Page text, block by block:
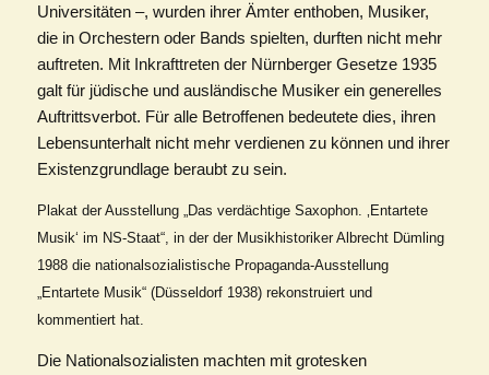
Universitäten –, wurden ihrer Ämter enthoben, Musiker,
die in Orchestern oder Bands spielten, durften nicht mehr
auftreten. Mit Inkrafttreten der Nürnberger Gesetze 1935
galt für jüdische und ausländische Musiker ein generelles
Auftrittsverbot. Für alle Betroffenen bedeutete dies, ihren
Lebensunterhalt nicht mehr verdienen zu können und ihrer
Existenzgrundlage beraubt zu sein.
Plakat der Ausstellung „Das verdächtige Saxophon. ‚Entartete
Musik‘ im NS-Staat“, in der der Musikhistoriker Albrecht Dümling
1988 die nationalsozialistische Propaganda-Ausstellung
„Entartete Musik“ (Düsseldorf 1938) rekonstruiert und
kommentiert hat.
Die Nationalsozialisten machten mit grotesken